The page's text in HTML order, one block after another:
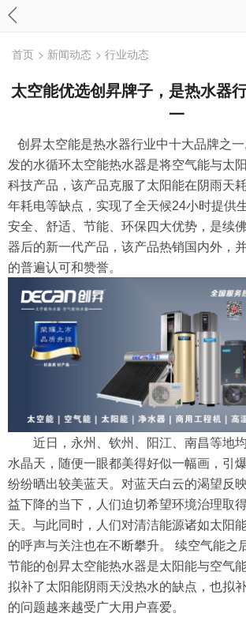
首页 > 新闻动态 > 行业动态
太空能优选创昇牌子，是热水器
一
创昇太空能是热水器行业中十大品牌之
发的水循环太空能热水器是将空气能与太
科技产品，该产品克服了太阳能在阴雨天
年耗电等缺点，实现了全天候24小时提供
安全、舒适、节能、环保四大优势，是续
器后的新一代产品，该产品热销国内外，
的普遍认可和赞誉。
近日，永州、钦州、阳江、南昌等地均
水晶天，随便一眼都美得好似一幅画，引
纷纷晒出较美蓝天。对蓝天白云的渴望反
益下降的当下，人们迫切希望环境治理取
天。与此同时，人们对清洁能源诸如太阳
的呼声与关注也在不断攀升。 续空气能之
节能的创昇太空能热水器是太阳能与空气
拟补了太阳能阴雨天没热水的缺点，也拟
的问题越来越受广大用户喜爱。